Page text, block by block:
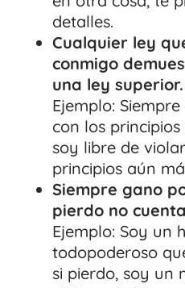
detalles.
Cualquier ley
conmigo
una ley superior.
Ejemplo:
con los
soy libre de
principios aún
Siempre gano
pierdo no
Ejemplo: Soy un
todopoderoso
si pierdo, soy un